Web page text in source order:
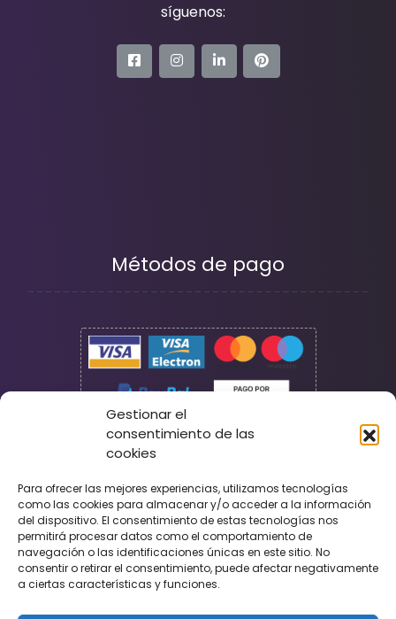
Gestionar el
consentimiento de las
cookies
Para ofrecer las mejores experiencias, utilizamos tecnologías
como las cookies para almacenar y/o acceder a la información
del dispositivo. El consentimiento de estas tecnologías nos
permitirá procesar datos como el comportamiento de
navegación o las identificaciones únicas en este sitio. No
consentir o retirar el consentimiento, puede afectar negativamente
a ciertas características y funciones.
síguenos:
Métodos de pago